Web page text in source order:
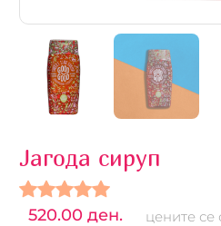
Јагода сируп
520.00 ден. цените